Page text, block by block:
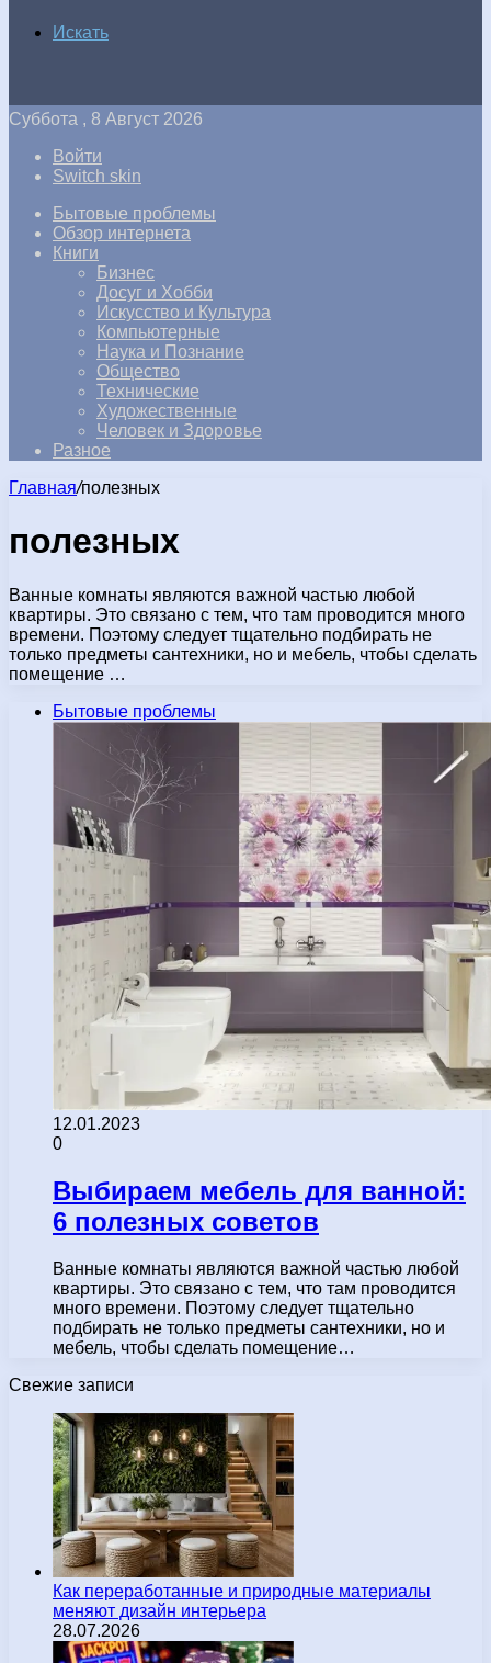
Искать
Суббота , 8 Август 2026
Войти
Switch skin
Бытовые проблемы
Обзор интернета
Книги
Бизнес
Досуг и Хобби
Искусство и Культура
Компьютерные
Наука и Познание
Общество
Технические
Художественные
Человек и Здоровье
Разное
Главная/полезных
полезных
Ванные комнаты являются важной частью любой
квартиры. Это связано с тем, что там проводится много
времени. Поэтому следует тщательно подбирать не
только предметы сантехники, но и мебель, чтобы сделать
помещение …
Бытовые проблемы
12.01.2023
0
Выбираем мебель для ванной:
6 полезных советов
Ванные комнаты являются важной частью любой
квартиры. Это связано с тем, что там проводится
много времени. Поэтому следует тщательно
подбирать не только предметы сантехники, но и
мебель, чтобы сделать помещение…
Свежие записи
Как переработанные и природные материалы
меняют дизайн интерьера
28.07.2026